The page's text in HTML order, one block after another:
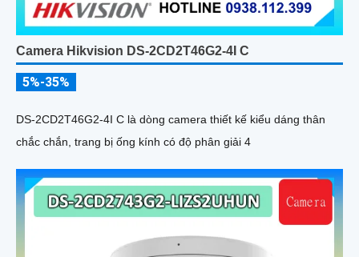
Camera Hikvision DS-2CD2T46G2-4I C
5%-35%
DS-2CD2T46G2-4I C là dòng camera thiết kế kiểu dáng thân
chắc chắn, trang bị ống kính có độ phân giải 4